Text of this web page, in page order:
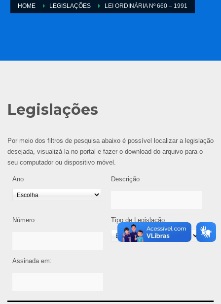
HOME LEGISLAÇÕES LEI ORDINÁRIA Nº 660 – 1991
Legislações
Por meio dos filtros de pesquisa abaixo é possível localizar a legislação
desejada, visualizá-la no portal e fazer o download do arquivo para o
seu computador ou dispositivo móvel.
Ano Descrição
Número Tipo de Legislação
Assinada em: